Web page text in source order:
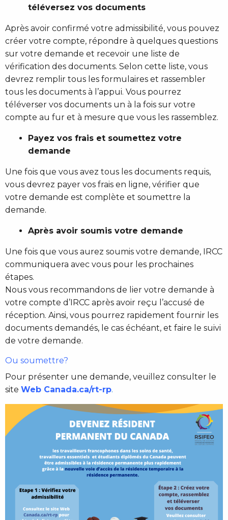
téléversez vos documents
Après avoir confirmé votre admissibilité, vous pouvez
créer votre compte, répondre à quelques questions
sur votre demande et recevoir une liste de
vérification des documents. Selon cette liste, vous
devrez remplir tous les formulaires et rassembler
tous les documents à l’appui. Vous pourrez
téléverser vos documents un à la fois sur votre
compte au fur et à mesure que vous les rassemblez.
Payez vos frais et soumettez votre
demande
Une fois que vous avez tous les documents requis,
vous devrez payer vos frais en ligne, vérifier que
votre demande est complète et soumettre la
demande.
Après avoir soumis votre demande
Une fois que vous aurez soumis votre demande, IRCC
communiquera avec vous pour les prochaines
étapes.
Nous vous recommandons de lier votre demande à
votre compte d’IRCC après avoir reçu l’accusé de
réception. Ainsi, vous pourrez rapidement fournir les
documents demandés, le cas échéant, et faire le suivi
de votre demande.
Ou soumettre?
Pour présenter une demande, veuillez consulter le
site Web Canada.ca/rt-rp.